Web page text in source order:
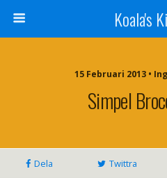
Koala's
15 Februari 2013 •
Simpel
Dela Twittra